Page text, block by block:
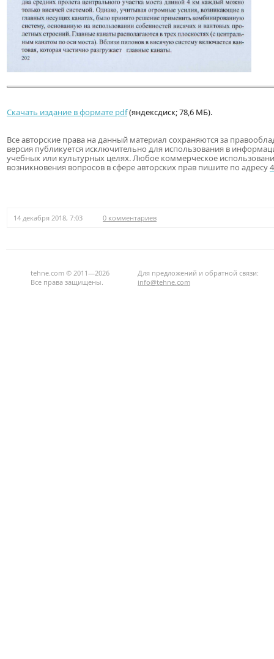
Скачать издание в формате pdf(яндексдиск; 78,6 МБ).
Все авторские права на данный материал сохраняются за
версия публикуется исключительно для использования в
учебных или культурных целях. Любое коммерческое
возникновения вопросов в сфере авторских прав пишите по адресу
14 декабря 2018, 7:03 0 комментариев
tehne.com © 2011—2026
Все права защищены.
Для предложений и обратной связи:
info@tehne.com